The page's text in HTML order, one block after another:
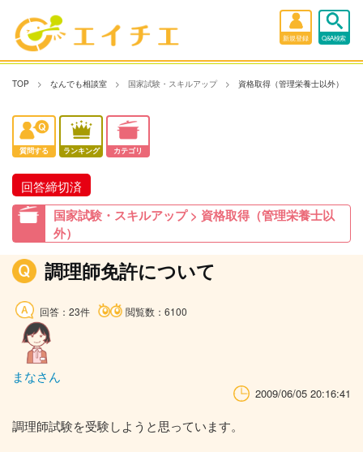
新規登録 Q&A検索
TOP なんでも相談室 国家試験・スキルアップ 資格取得（管理栄養士以外）
質問する ランキング カテゴリ
回答締切済
国家試験・スキルアップ > 資格取得（管理栄養士以
外）
調理師免許について
回答：23件 閲覧数：6100
まなさん
2009/06/05 20:16:41
調理師試験を受験しようと思っています。